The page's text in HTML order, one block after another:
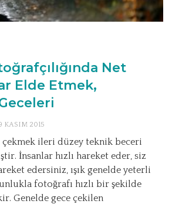
Net
Elde Etmek,
KASIM 2015
ileri düzey teknik beceri
İnsanlar hızlı hareket eder, siz
edersiniz, ışık genelde yeterli
fotoğrafı hızlı bir şekilde
Genelde gece çekilen